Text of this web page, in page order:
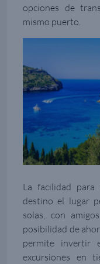
opciones de
mismo puerto.
La facilidad para
destino el lugar
solas, con
posibilidad de
permite invertir
excursiones en